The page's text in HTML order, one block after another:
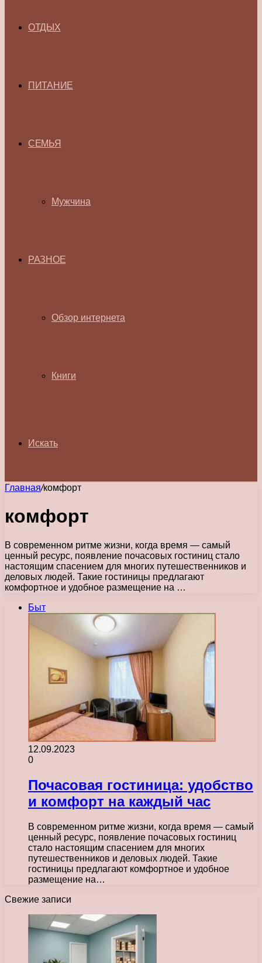
ОТДЫХ
ПИТАНИЕ
СЕМЬЯ
Мужчина
РАЗНОЕ
Обзор интернета
Книги
Искать
Главная/комфорт
комфорт
В современном ритме жизни, когда время — самый
ценный ресурс, появление почасовых гостиниц стало
настоящим спасением для многих путешественников и
деловых людей. Такие гостиницы предлагают
комфортное и удобное размещение на …
Быт
12.09.2023
0
Почасовая гостиница: удобство
и комфорт на каждый час
В современном ритме жизни, когда время — самый
ценный ресурс, появление почасовых гостиниц
стало настоящим спасением для многих
путешественников и деловых людей. Такие
гостиницы предлагают комфортное и удобное
размещение на…
Свежие записи